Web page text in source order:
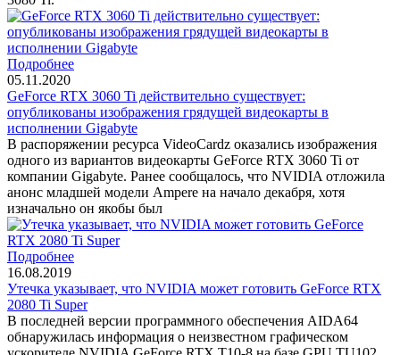
Подробнее
05.11.2020
GeForce RTX 3060 Ti действительно существует:
опубликованы изображения грядущей видеокарты в
исполнении Gigabyte
В распоряжении ресурса VideoCardz оказались изображения
одного из вариантов видеокарты GeForce RTX 3060 Ti от
компании Gigabyte. Ранее сообщалось, что NVIDIA отложила
анонс младшей модели Ampere на начало декабря, хотя
изначально он якобы был
Подробнее
16.08.2019
Утечка указывает, что NVIDIA может готовить GeForce RTX
2080 Ti Super
В последней версии программного обеспечения AIDA64
обнаружилась информация о неизвестном графическом